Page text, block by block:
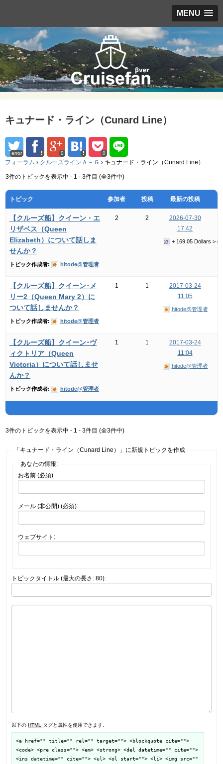
MENU
キュナード・ライン（Cunard Line）
error 0 0
フォーラム › クルーズラインＡ－Ｇ › キュナード・ライン（Cunard Line）
3件のトピックを表示中 - 1 - 3件目 (全3件中)
トピック 参加者 投稿 最新の投稿
【クルーズ船】クイーン・エ
リザベス（Queen
Elizabeth）について話しま
せんか？
トピック作成者: hitode@管理者
2 2
2026-07-30
17:42
+ 169.05 Dollars >
【クルーズ船】クイーン･メ
リー2（Queen Mary 2）に
ついて話しませんか？
トピック作成者: hitode@管理者
1 1
2017-03-24
11:05
hitode@管理者
【クルーズ船】クイーン･ヴ
ィクトリア（Queen
Victoria）について話しませ
んか？
トピック作成者: hitode@管理者
1 1
2017-03-24
11:04
hitode@管理者
3件のトピックを表示中 - 1 - 3件目 (全3件中)
「キュナード・ライン（Cunard Line）」に新規トピックを作成
あなたの情報:
お名前 (必須)
メール (非公開) (必須):
ウェブサイト:
トピックタイトル (最大の長さ: 80):
以下の HTML タグと属性を使用できます。
<a href="" title="" rel="" target=""> <blockquote cite="">
<code> <pre class=""> <em> <strong> <del datetime="" cite="">
<ins datetime="" cite=""> <ul> <ol start=""> <li> <img src=""